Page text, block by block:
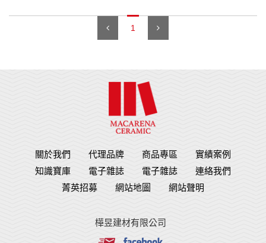
1
關於我們 代理品牌 商品專區
實績案例
知識寶庫
電子雜誌 電子雜誌
連絡我們
菁英招募
網站地圖 網站聲明
樺昱建材有限公司